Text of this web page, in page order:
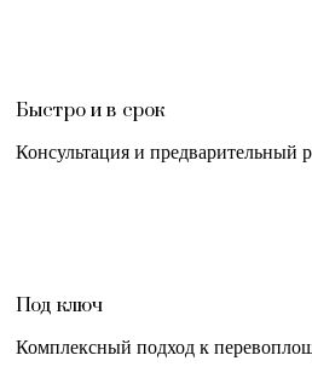
Быстро и в срок
Консультация и предварительный
Под ключ
Комплексный подход к